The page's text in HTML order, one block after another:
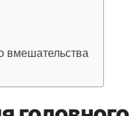
вмешательства